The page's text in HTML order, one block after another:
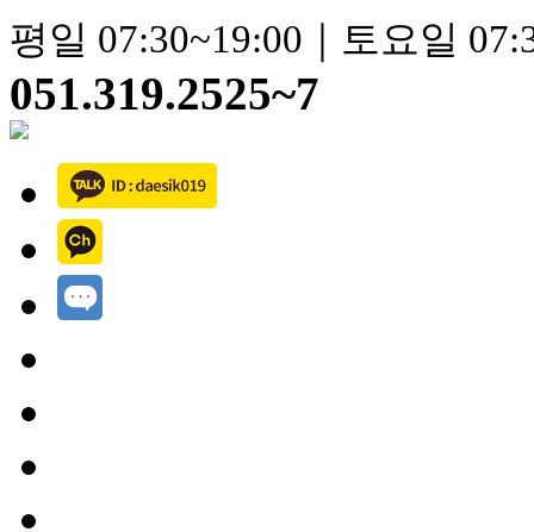
평일 07:30~19:00｜토요일
051.319.2525~7